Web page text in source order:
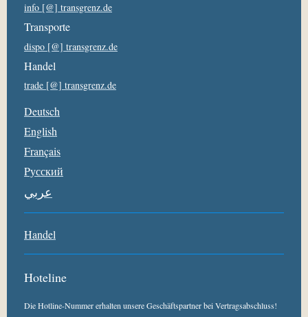
info [@] transgrenz.de
Transporte
dispo [@] transgrenz.de
Handel
trade [@] transgrenz.de
Deutsch
English
Français
Pусский
عربي
Handel
Hoteline
Die Hotline-Nummer erhalten unsere Geschäftspartner bei Vertragsabschluss!